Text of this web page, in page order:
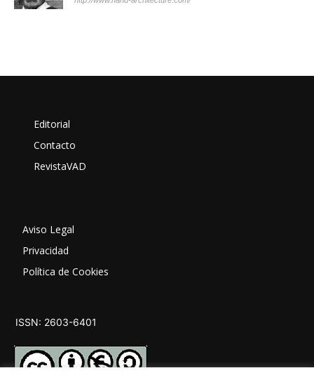
Editorial
Contacto
RevistaVAD
Aviso Legal
Privacidad
Política de Cookies
ISSN: 2603-6401